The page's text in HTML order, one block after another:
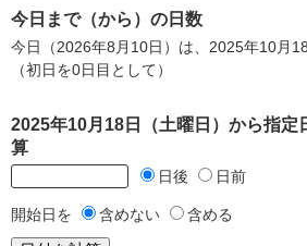
今日まで（から）の日数
今日（2026年8月10日）は、2025年10月
（初日を0日目として）
2025年10月18日（土曜日）から指定
算
日後 日前
開始日を 含めない 含める